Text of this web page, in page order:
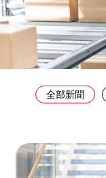
全部新聞